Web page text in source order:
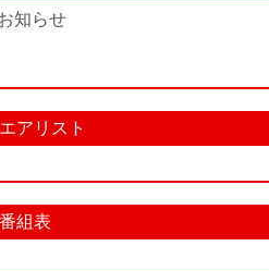
知らせ
アリスト
番組表